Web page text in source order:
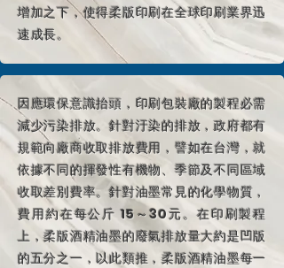
增加之下，使得柔版印刷在全球印刷業界迅
速成長。
因應環保意識抬頭，印刷包裝廠的製程必需
減少污染排放。針對汙染的排放，政府都有
規範向廠商收取排放費用，譬如在台灣，就
依據不同的揮發性有機物、季節及不同區域
收取差別費率。針對油墨常見的化學物質，
費用約在每公斤 15～30元。在印刷製程
上，柔版酒精油墨的廢氣排放量大約是凹版
的五分之一，以此類推，柔版酒精油墨每一